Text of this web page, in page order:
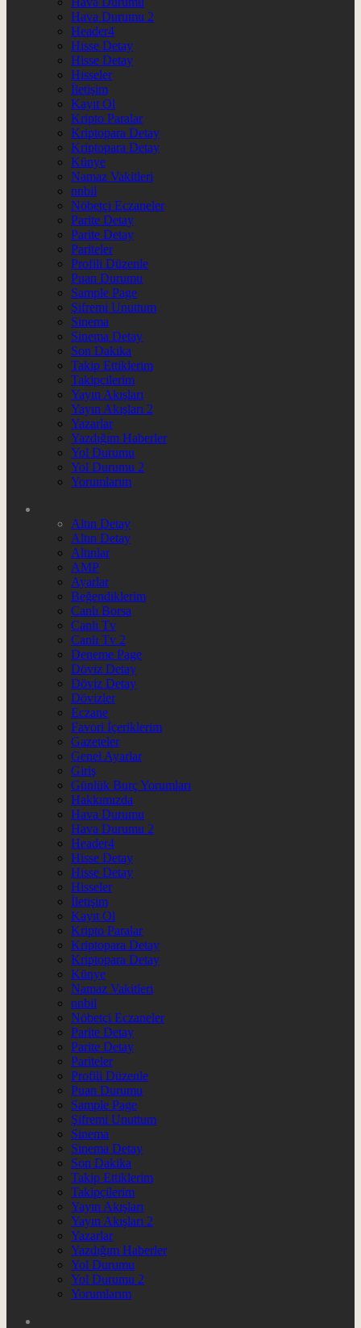
Hava Durumu 2
Header4
Hisse Detay
Hisse Detay
Hisseler
İletişim
Kayıt Ol
Kripto Paralar
Kriptopara Detay
Kriptopara Detay
Künye
Namaz Vakitleri
nnbil
Nöbetçi Eczaneler
Parite Detay
Parite Detay
Pariteler
Profili Düzenle
Puan Durumu
Sample Page
Şifremi Unuttum
Sinema
Sinema Detay
Son Dakika
Takip Ettiklerim
Takipçilerim
Yayın Akışları
Yayın Akışları 2
Yazarlar
Yazdığım Haberler
Yol Durumu
Yol Durumu 2
Yorumlarım
Altın Detay
Altın Detay
Altınlar
AMP
Ayarlar
Beğendiklerim
Canlı Borsa
Canlı Tv
Canlı Tv 2
Deneme Page
Döviz Detay
Döviz Detay
Dövizler
Eczane
Favori İçeriklerim
Gazeteler
Genel Ayarlar
Giriş
Günlük Burç Yorumları
Hakkımızda
Hava Durumu
Hava Durumu 2
Header4
Hisse Detay
Hisse Detay
Hisseler
İletişim
Kayıt Ol
Kripto Paralar
Kriptopara Detay
Kriptopara Detay
Künye
Namaz Vakitleri
nnbil
Nöbetçi Eczaneler
Parite Detay
Parite Detay
Pariteler
Profili Düzenle
Puan Durumu
Sample Page
Şifremi Unuttum
Sinema
Sinema Detay
Son Dakika
Takip Ettiklerim
Takipçilerim
Yayın Akışları
Yayın Akışları 2
Yazarlar
Yazdığım Haberler
Yol Durumu
Yol Durumu 2
Yorumlarım